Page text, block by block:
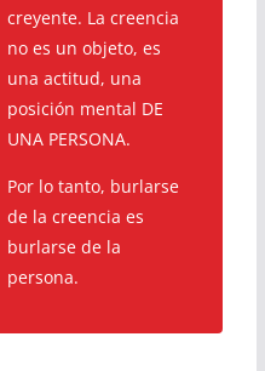
creyente. La creencia
no es un objeto, es
una actitud, una
posición mental DE
UNA PERSONA.
Por lo tanto, burlarse
de la creencia es
burlarse de la
persona.